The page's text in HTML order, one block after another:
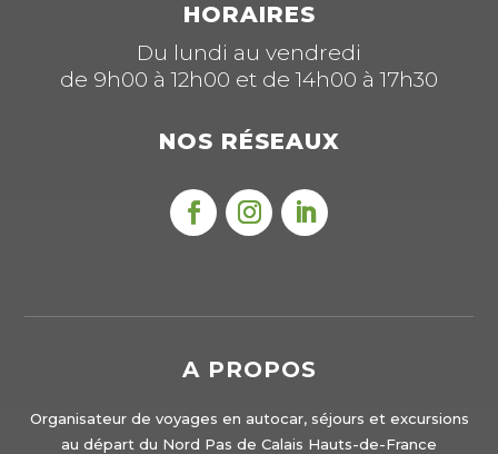
HORAIRES
Du lundi au vendredi
de 9h00 à 12h00 et de 14h00 à 17h30
NOS RÉSEAUX
A PROPOS
Organisateur de voyages en autocar, séjours et excursions
au départ du Nord Pas de Calais Hauts-de-France